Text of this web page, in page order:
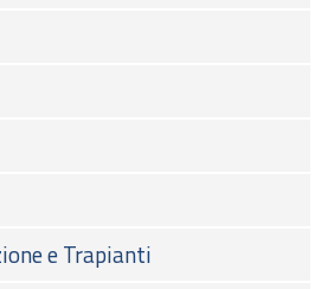
e Trapianti